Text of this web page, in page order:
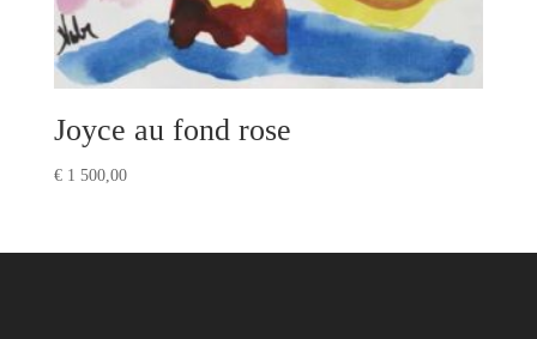
Joyce au fond rose
€1 500,00